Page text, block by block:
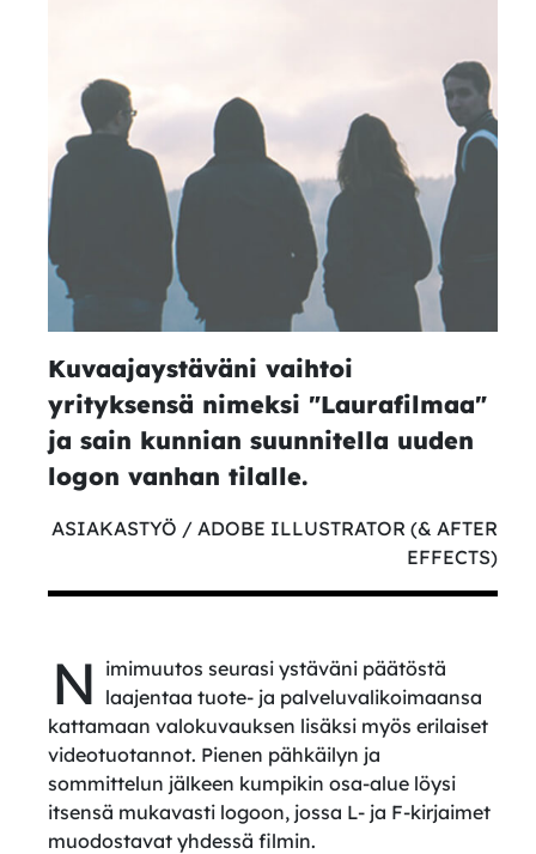
Kuvaajaystäväni vaihtoi
yrityksensä nimeksi "Laurafilmaa"
ja sain kunnian suunnitella uuden
logon vanhan tilalle.
ASIAKASTYÖ / ADOBE ILLUSTRATOR (& AFTER
EFFECTS)
N imimuutos seurasi ystäväni päätöstä
laajentaa tuote- ja palveluvalikoimaansa
kattamaan valokuvauksen lisäksi myös erilaiset
videotuotannot. Pienen pähkäilyn ja
sommittelun jälkeen kumpikin osa-alue löysi
itsensä mukavasti logoon, jossa L- ja F-kirjaimet
muodostavat yhdessä filmin.